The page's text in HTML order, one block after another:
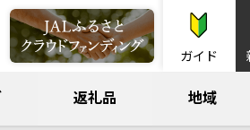
ガイド
返礼品 地域